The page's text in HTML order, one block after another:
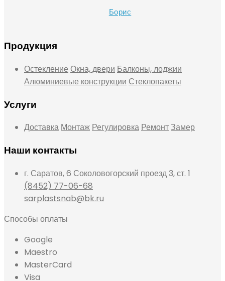
Борис
Продукция
Остекление Окна, двери Балконы, лоджии
Алюминиевые конструкции Стеклопакеты
Услуги
Доставка Монтаж Регулировка Ремонт Замер
Наши контакты
г. Саратов, 6 Соколовогорский проезд 3, ст. 1
(8452) 77-06-68
sarplastsnab@bk.ru
Способы оплаты
Google
Maestro
MasterCard
Visa